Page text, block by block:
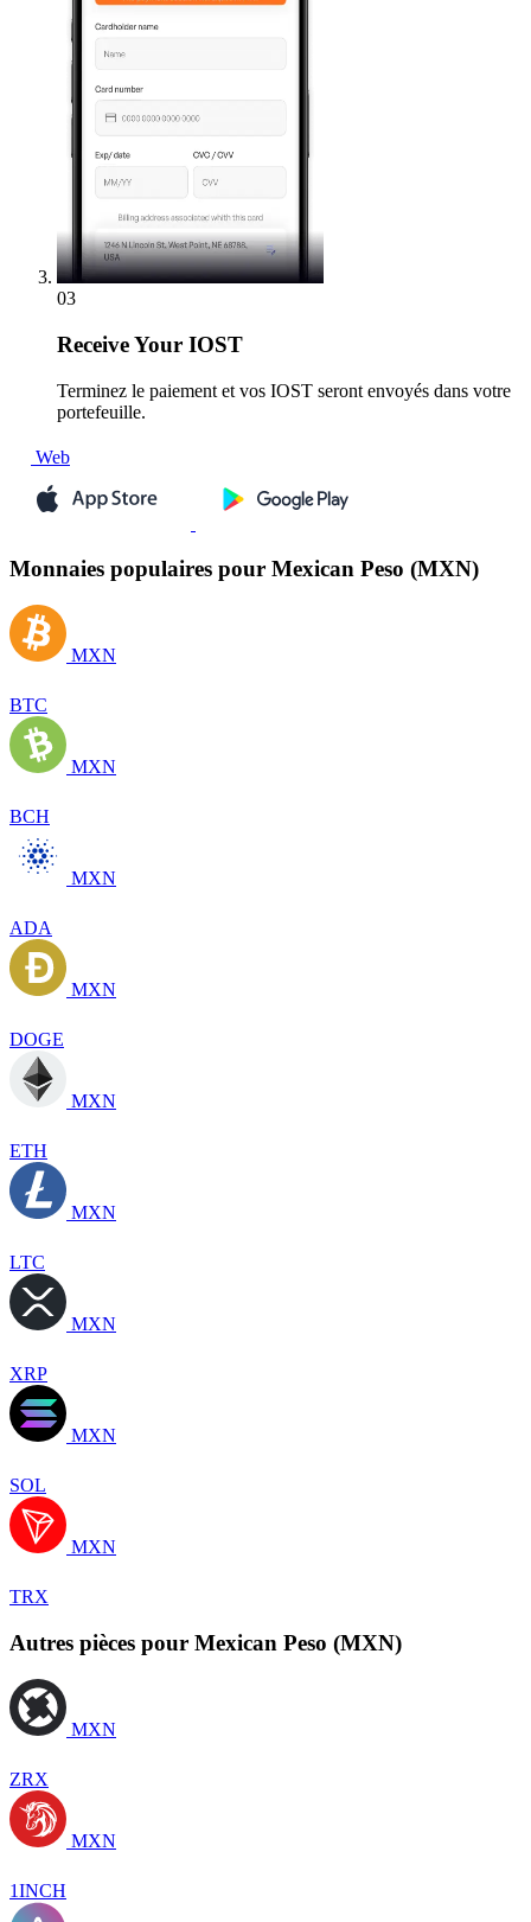
03
ReceiveYour IOST
Terminez le paiement et vos IOST seront envoyés dans votre
portefeuille.
Web
Monnaies populaires pour Mexican Peso (MXN)
MXN
BTC
MXN
BCH
MXN
ADA
MXN
DOGE
MXN
ETH
MXN
LTC
MXN
XRP
MXN
SOL
MXN
TRX
Autres pièces pour Mexican Peso (MXN)
MXN
ZRX
MXN
1INCH